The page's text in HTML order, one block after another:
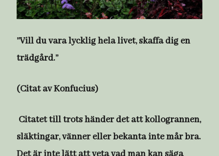
”Vill du vara lycklig hela livet, skaffa dig en
trädgård.”
(Citat av Konfucius)
Citatet till trots händer det att kollogrannen,
släktingar, vänner eller bekanta inte mår bra.